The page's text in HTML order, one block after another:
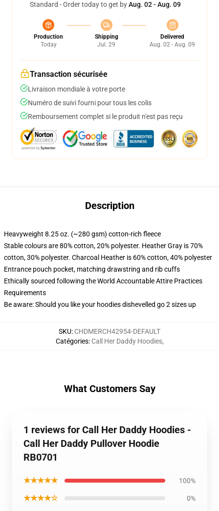
Standard - Order today to get byAug. 02 - Aug. 09
Production
Today
Shipping
Jul. 29
Delivered
Aug. 02 - Aug. 09
Transaction sécurisée
Livraison mondiale à votre porte
Numéro de suivi fourni pour tous les colis
Remboursement complet si le produit n'est pas reçu
Description
Heavyweight 8.25 oz. (~280 gsm) cotton-rich fleece
Stable colours are 80% cotton, 20% polyester. Heather Gray is 70%
cotton, 30% polyester. Charcoal Heather is 60% cotton, 40% polyester
Entrance pouch pocket, matching drawstring and rib cuffs
Ethically sourced following the World Accountable Attire Practices
Requirements
Be aware: Should you like your hoodies dishevelled go 2 sizes up
SKU: CHDMERCH42954-DEFAULT
Catégories: Call Her Daddy Hoodies,
What Customers Say
1 reviews for Call Her Daddy Hoodies -
Call Her Daddy Pullover Hoodie
RB0701
★★★★★ 100%
★★★★☆ 0%